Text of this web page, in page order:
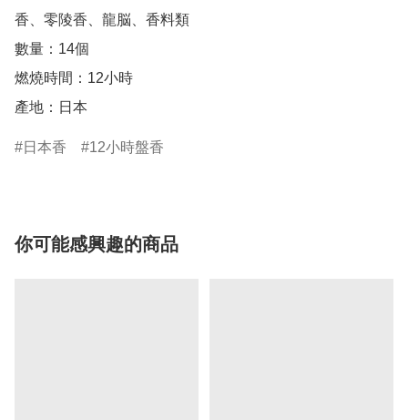
香、零陵香、龍脳、香料類
數量：14個
燃燒時間：12小時
產地：日本
日本香 12小時盤香
你可能感興趣的商品